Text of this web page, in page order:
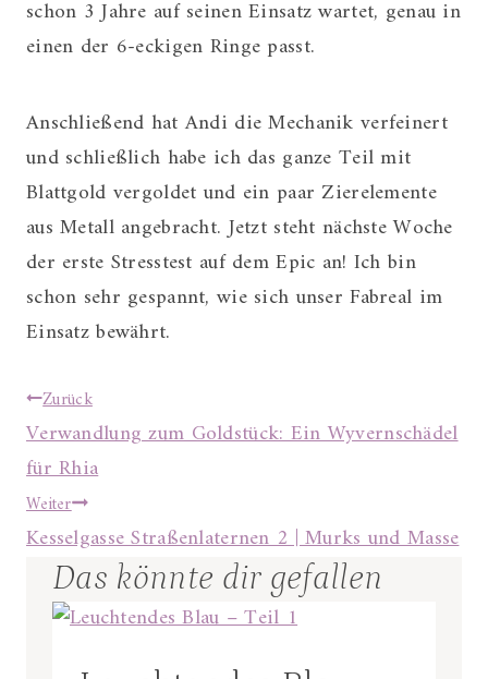
schon 3 Jahre auf seinen Einsatz wartet, genau in
einen der 6-eckigen Ringe passt.
Anschließend hat Andi die Mechanik verfeinert
und schließlich habe ich das ganze Teil mit
Blattgold vergoldet und ein paar Zierelemente
aus Metall angebracht. Jetzt steht nächste Woche
der erste Stresstest auf dem Epic an! Ich bin
schon sehr gespannt, wie sich unser Fabreal im
Einsatz bewährt.
Beitragsnavigation
Zurück
Verwandlung zum Goldstück: Ein Wyvernschädel
für Rhia
Weiter
Kesselgasse Straßenlaternen 2 | Murks und Masse
Das könnte dir gefallen